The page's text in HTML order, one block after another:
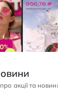
акції та